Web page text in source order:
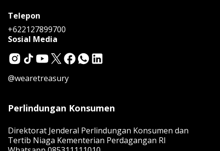
Telepon
+622127899700
Sosial Media
@wearetreasury
Perlindungan Konsumen
Direktorat Jenderal Perlindungan Konsumen dan
Tertib Niaga Kementerian Perdagangan RI